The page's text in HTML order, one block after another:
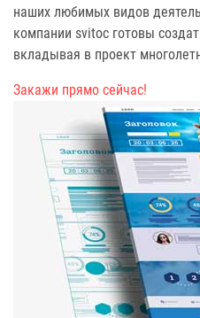
наших любимых видов
компании svitoc готовы
вкладывая в проект
Закажи прямо сейчас!